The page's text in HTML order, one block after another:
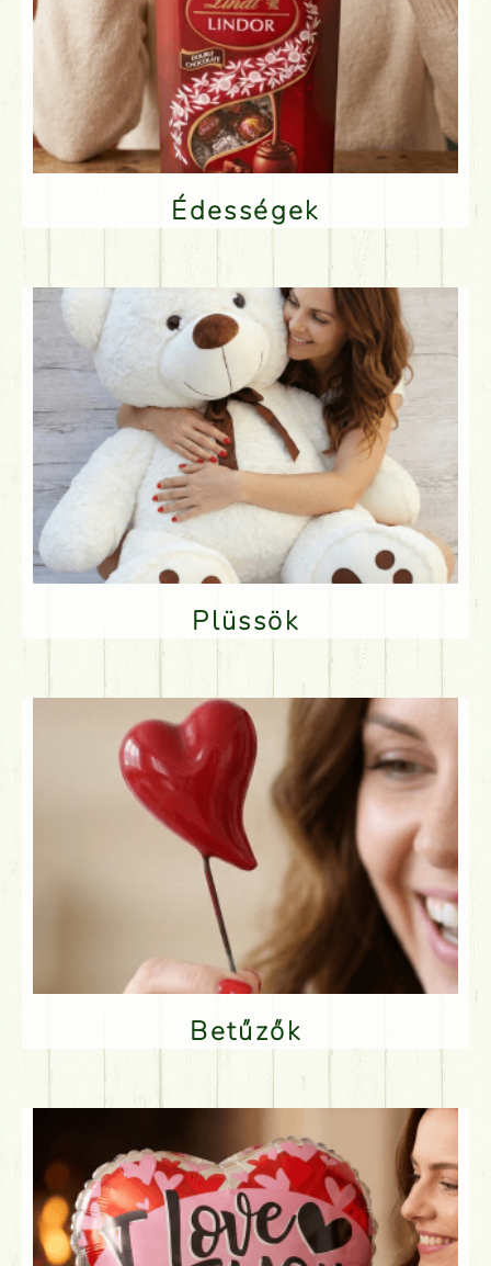
Édességek
Plüssök
Betűzők